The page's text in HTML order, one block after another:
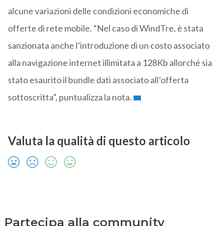
alcune variazioni delle condizioni economiche di
offerte di rete mobile. “Nel caso di WindTre, è stata
sanzionata anche l’introduzione di un costo associato
alla navigazione internet illimitata a 128Kb allorché sia
stato esaurito il bundle dati associato all’offerta
sottoscritta”, puntualizza la nota.
Valuta la qualità di questo articolo
Partecipa alla community